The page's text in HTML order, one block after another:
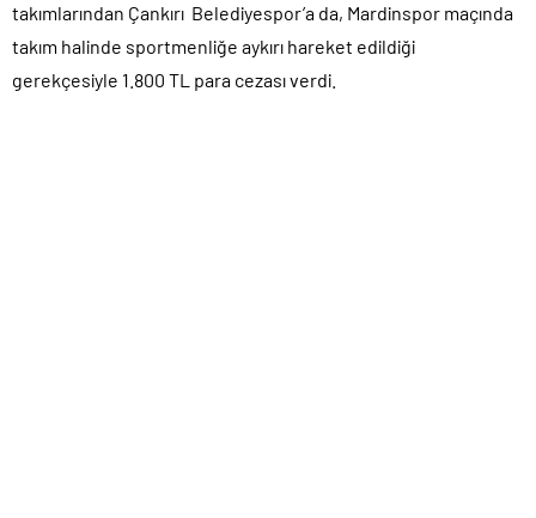
takımlarından Çankırı Belediyespor’a da, Mardinspor maçında
takım halinde sportmenliğe aykırı hareket edildiği
gerekçesiyle 1.800 TL para cezası verdi.